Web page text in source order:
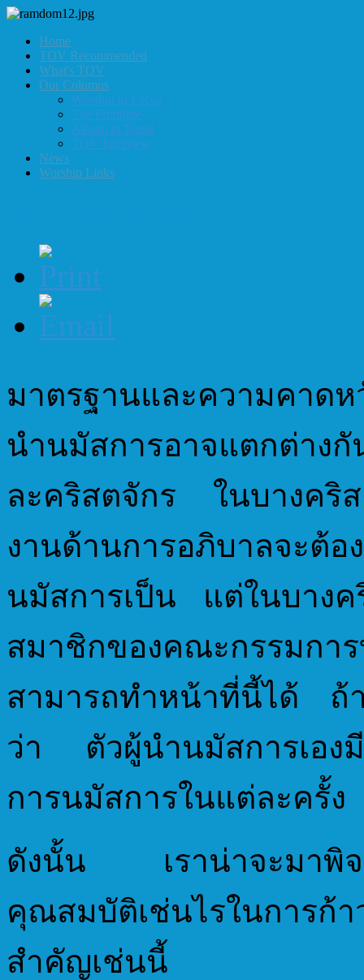
Home
TOV Recommended
What's TOV
Our Columns
Worship in Focus
The Frontline
Album in Trend
TOV Interview
News
Worship Links
มาตรฐานและความคาดห
นำนมัสการอาจแตกต่างกั
ละคริสตจักร ในบางคริ
งานด้านการอภิบาลจะต้อ
นมัสการเป็น แต่ในบางค
สมาชิกของคณะกรรมกา
สามารถทำหน้าที่นี้ได้ ถ้า
ว่า ตัวผู้นำนมัสการเองมี
การนมัสการในแต่ละครั้ง
ดังนั้น เราน่าจะมาพิจ
คุณสมบัติเช่นไรในการก้
สำคัญเช่นนี้